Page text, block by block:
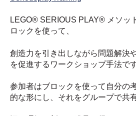
LEGO® SERIOUS PLAY® メソッ
ロックを使って、
創造力を引き出しながら問題解決
を促進するワークショップ手法です
参加者はブロックを使って自分の
的な形にし、それをグループで共